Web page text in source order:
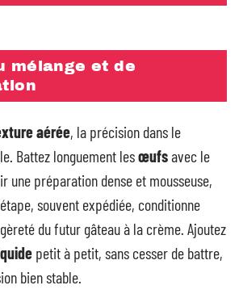
mélange et de
aérée, la précision dans le
Battez longuement lesœufsavec le
une préparation dense et mousseuse,
souvent expédiée, conditionne
du futur gâteau à la crème. Ajoutez
petit à petit, sans cesser de battre,
bien stable.